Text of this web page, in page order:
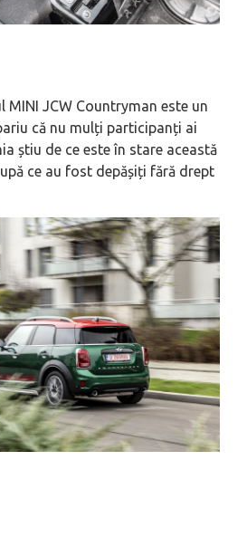
MINI JCW Countryman este un
că nu mulți participanți ai
știu de ce este în stare această
ce au fost depășiți fără drept